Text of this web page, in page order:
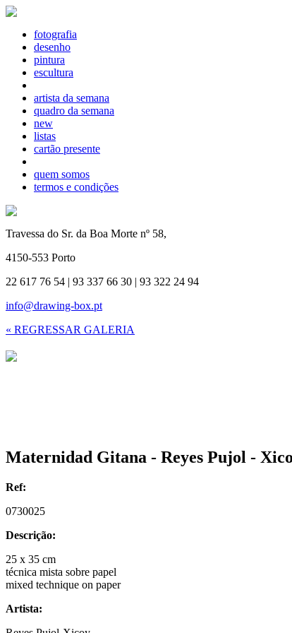
fotografia
desenho
pintura
escultura
artista da semana
quadro da semana
new
listas
cartão presente
quem somos
termos e condições
Travessa do Sr. da Boa Morte nº 58,
4150-553 Porto
22 617 76 54 | 93 337 66 30 | 93 322 24 94
info@drawing-box.pt
« REGRESSAR GALERIA
Maternidad Gitana - Reyes Pujol -
Ref:
0730025
Descrição:
25 x 35 cm
técnica mista sobre papel
mixed technique on paper
Artista: